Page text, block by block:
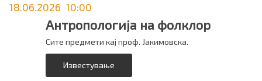
18.06.2026 10:00
Антропологија на фолклор
Сите предмети кај проф. Јакимовска.
Известување